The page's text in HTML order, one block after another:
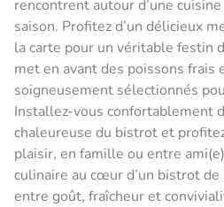
rencontrent autour d’une
saison. Profitez d’un délicieux
la carte pour un véritable festin
met en avant des poissons frais
soigneusement sélectionnés
Installez-vous confortablement
chaleureuse du bistrot et
plaisir, en famille ou entre
culinaire au cœur d’un bistrot
entre goût, fraîcheur et